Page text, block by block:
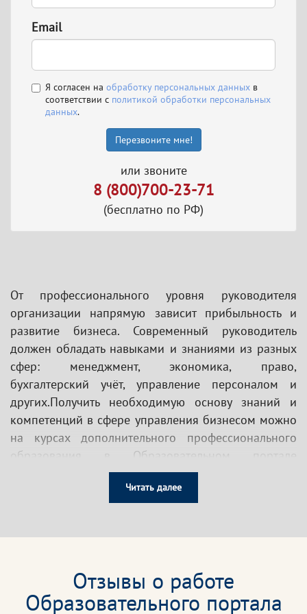
Email
Я согласен на обработку персональных данных в
соответствии с политикой обработки персональных
данных.
Перезвоните мне!
или звоните
8 (800)700-23-71
(бесплатно по РФ)
От профессионального уровня руководителя
организации напрямую зависит прибыльность и
развитие бизнеса. Современный руководитель
должен обладать навыками и знаниями из разных
сфер: менеджмент, экономика, право,
бухгалтерский учёт, управление персоналом и
других.Получить необходимую основу знаний и
компетенций в сфере управления бизнесом можно
на курсах дополнительного профессионального
образования в Образовательном портале
«Эксперт». Обучение позволит освоить слушателям
основы предпринимательства, сформирует
Учредителям, руководителям и специалистам
малого и среднего бизнеса
Читать далее
Отзывы о работе
Образовательного портала